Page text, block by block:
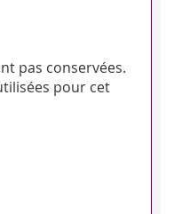
pas conservées.
pour cet